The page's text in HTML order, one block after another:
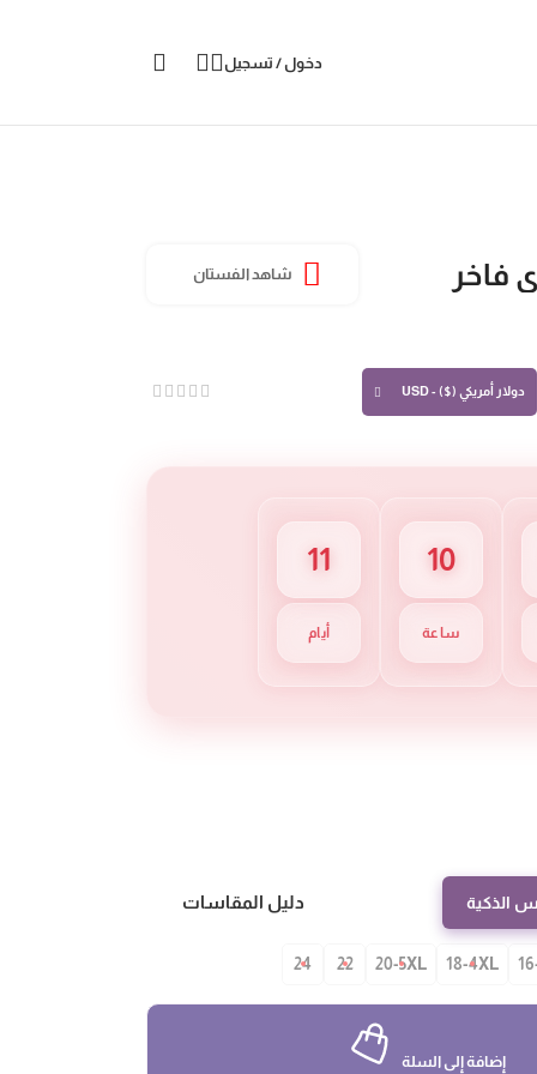
دخول / تسجيل
فاخر شاهد الفستان
دولار أمريكي ($) - USD
11
أيام
10
ساعة
الذكية دليل المقاسات
18-4XL
20-5XL
22
24
إضافة إلى السلة